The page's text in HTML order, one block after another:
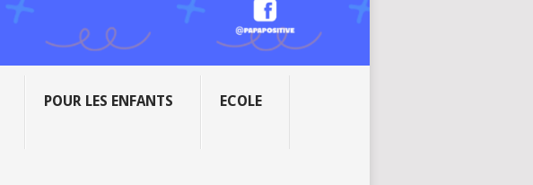
POUR LES ENFANTS ECOLE